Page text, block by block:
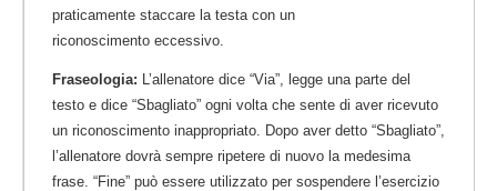
praticamente staccare la testa con un
riconoscimento eccessivo.
Fraseologia: L’allenatore dice “Via”, legge una parte del
testo e dice “Sbagliato” ogni volta che sente di aver ricevuto
un riconoscimento inappropriato. Dopo aver detto “Sbagliato”,
l’allenatore dovrà sempre ripetere di nuovo la medesima
frase. “Fine” può essere utilizzato per sospendere l’esercizio